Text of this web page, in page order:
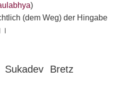
)
(dem Weg) der Hingabe
Bretz